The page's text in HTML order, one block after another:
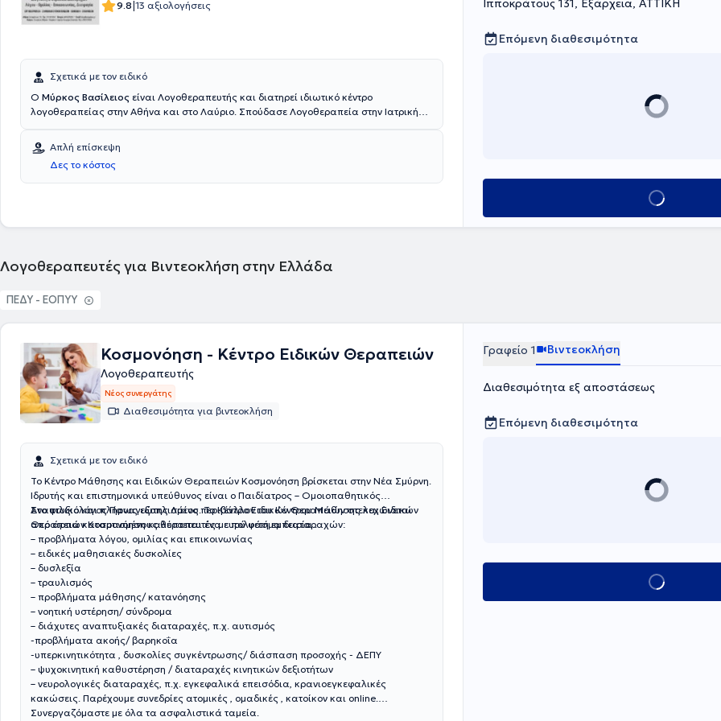
9.8|13 αξιολογήσεις
Σχετικά με τον ειδικό
Ο Μύρκος Βασίλειος είναι Λογοθεραπευτής και διατηρεί ιδιωτικό κέντρο
λογοθεραπείας στην Αθήνα και στο Λαύριο. Σπούδασε Λογοθεραπεία στην Ιατρική
Διαταραχές Πόσης - Κατάποσης πραγματοποιώντας μεταπτυχιακό MSc στο
Πανεπιστήμιο του Τορίνο. Τέλος, εξειδικεύεται επίσης στο εγκεφαλικό επεισόδιο και
στις αναπτυξιακές διαταραχές.
Απλή επίσκεψη
Δες το κόστος
Ιπποκράτους 131, Εξάρχεια, ΑΤΤΙΚΗ
Επόμενη διαθεσιμότητα
Κλείσε ραντεβού
Λογοθεραπευτές για Βιντεοκλήση στην Ελλάδα
ΠΕΔΥ - ΕΟΠΥΥ
Κοσμονόηση - Κέντρο Ειδικών Θεραπειών
Λογοθεραπευτής
Νέος συνεργάτης
Διαθεσιμότητα για βιντεοκλήση
Σχετικά με τον ειδικό
Το Κέντρο Μάθησης και Ειδικών Θεραπειών Κοσμονόηση βρίσκεται στην Νέα Σμύρνη.
Ιδρυτής και επιστημονικά υπεύθυνος είναι ο Παιδίατρος – Ομοιοπαθητικός
Αναπτυξιολόγος Παναγιώτης Λάιος. Το Κέντρο Ειδικών Θεραπειών στελεχώνεται
από άρτια καταρτισμένους θεραπευτές με πολυετή εμπειρία .
Στο φιλικό και πλήρως εξοπλισμένο περιβάλλον του Κέντρου Μάθησης και Ειδικών
Θεραπειών Κοσμονόηση καλύπτεται ένα ευρύ φάσμα διαταραχών:
– προβλήματα λόγου, ομιλίας και επικοινωνίας
– ειδικές μαθησιακές δυσκολίες
– δυσλεξία
– τραυλισμός
– προβλήματα μάθησης/ κατανόησης
– νοητική υστέρηση/ σύνδρομα
– διάχυτες αναπτυξιακές διαταραχές, π.χ. αυτισμός
-προβλήματα ακοής/ βαρηκοΐα
-υπερκινητικότητα , δυσκολίες συγκέντρωσης/ διάσπαση προσοχής - ΔΕΠΥ
– ψυχοκινητική καθυστέρηση / διαταραχές κινητικών δεξιοτήτων
– νευρολογικές διαταραχές, π.χ. εγκεφαλικά επεισόδια, κρανιοεγκεφαλικές
κακώσεις. Παρέχουμε συνεδρίες ατομικές , ομαδικές , κατοίκον και online.
Συνεργαζόμαστε με όλα τα ασφαλιστικά ταμεία.
Γραφείο 1 Βιντεοκλήση
Διαθεσιμότητα εξ αποστάσεως
Επόμενη διαθεσιμότητα
Κλείσε ραντεβού